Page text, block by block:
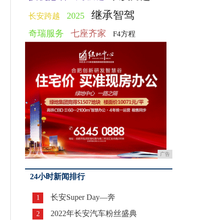
长安跨越 2025 继承智驾
奇瑞服务 七座齐家 F4方程
广告
24小时新闻排行
1 长安Super Day—奔
2 2022年长安汽车粉丝盛典